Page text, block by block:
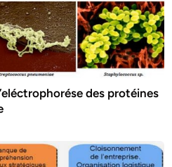
des protéines